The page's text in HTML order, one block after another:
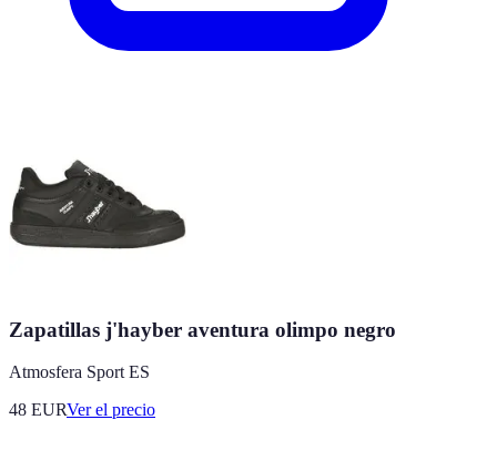
Zapatillas j'hayber aventura olimpo negro
Atmosfera Sport ES
48 EURVer el precio